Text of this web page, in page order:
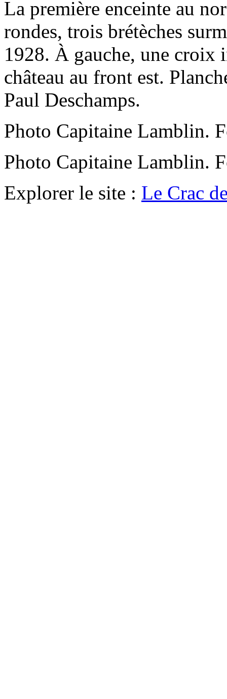
La première enceinte au
rondes, trois brétèches
1928. À gauche, une croix
château au front est.
Paul Deschamps.
Photo Capitaine Lamblin.
Photo Capitaine Lamblin.
Explorer le site : Le Crac